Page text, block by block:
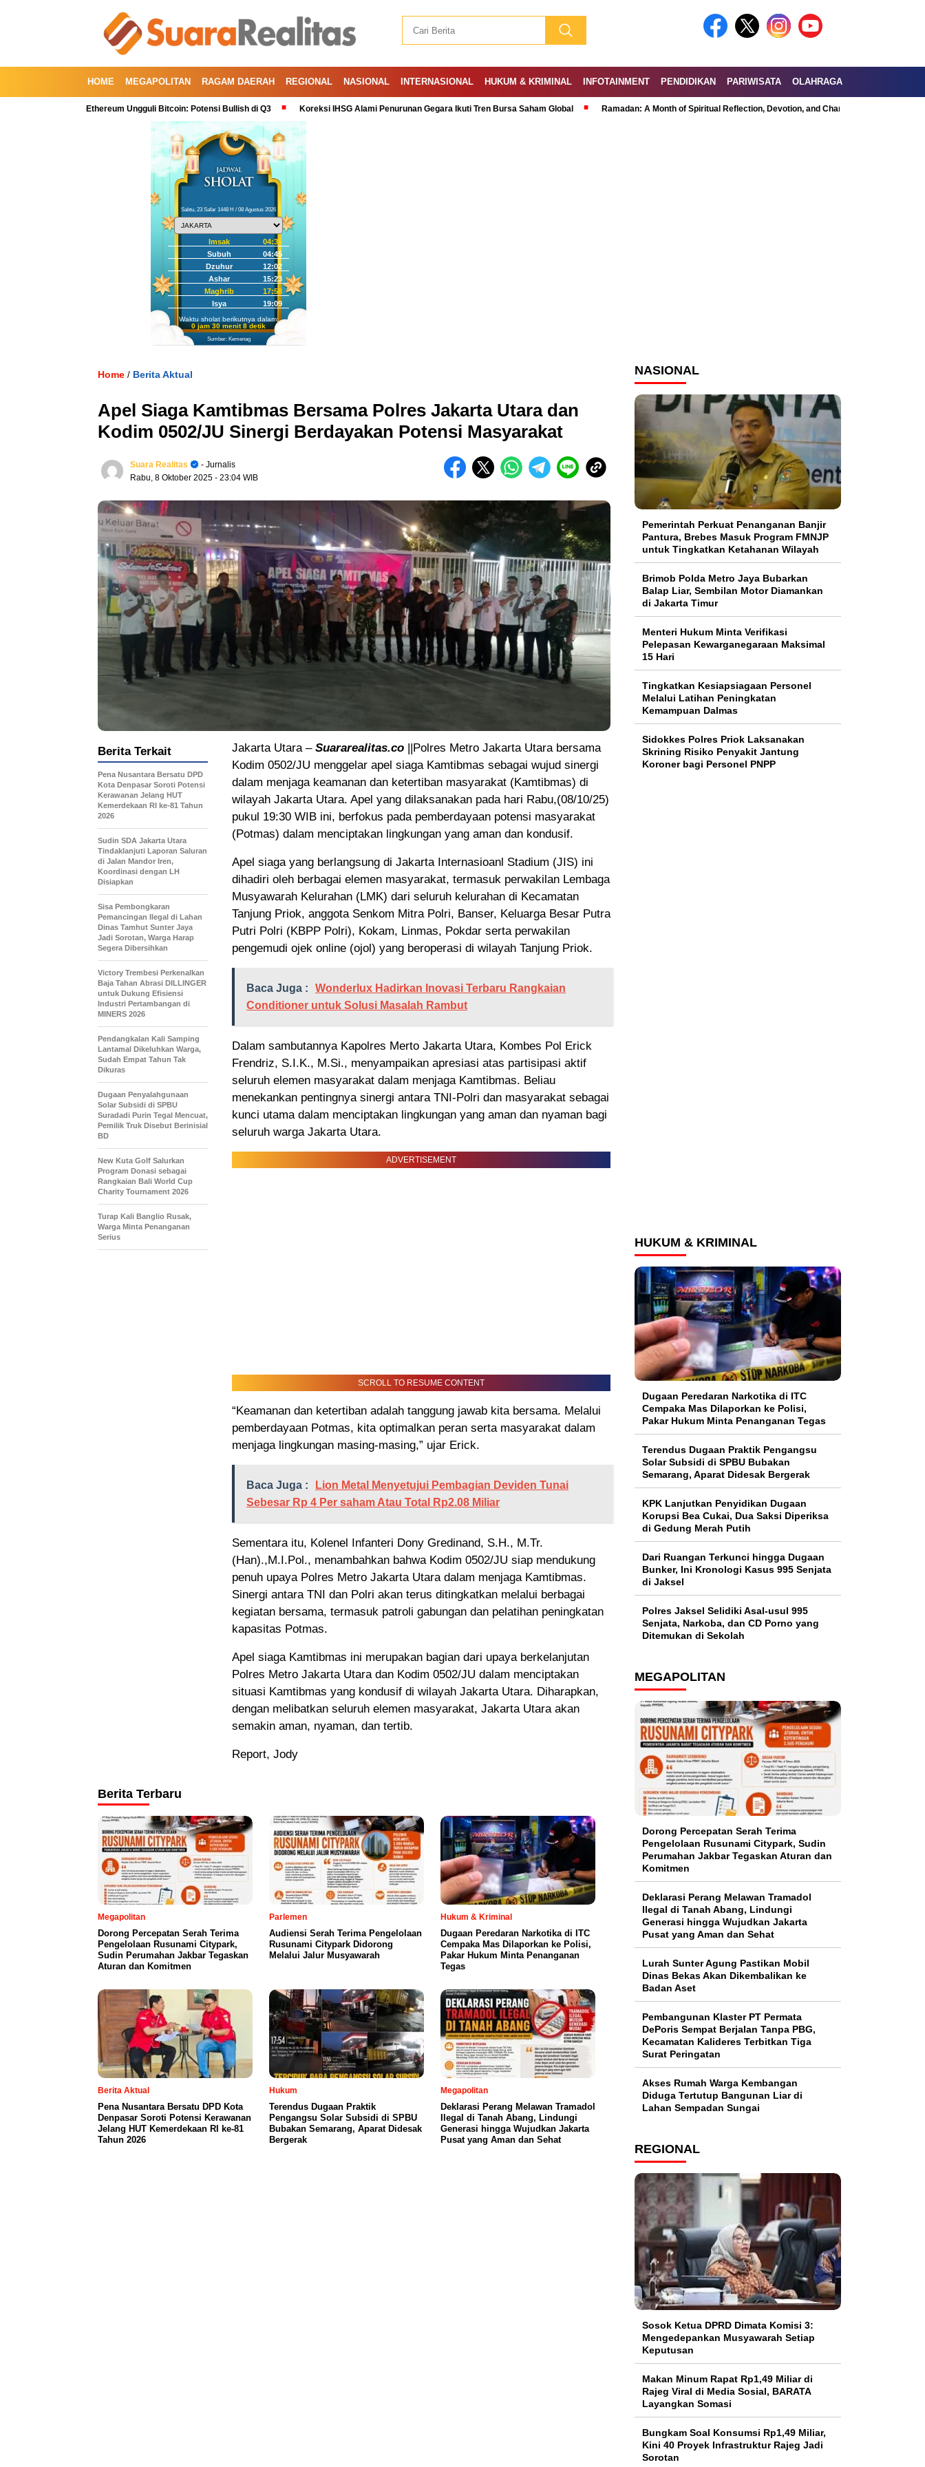
HOME MEGAPOLITAN RAGAM DAERAH REGIONAL NASIONAL INTERNASIONAL HUKUM & KRIMINAL INFOTAINMENT PENDIDIKAN PARIWISATA OLAHRAGA
Kini Ethereum Ungguli Bitcoin: Potensi Bullish di Q3 Koreksi IHSG Alami Penurunan Gegara Ikuti Tren Bursa Saham Global Ramadan: A Month of Spiritual Reflection, Devotion, and Charity Exploring the
Sabtu, 23 Safar 1448 H / 08 Agustus 2026
Imsak
04:35
Subuh
04:45
Dzuhur
12:02
Ashar
15:23
Maghrib
17:58
Isya
19:09
Waktu sholat berikutnya dalam:
0 jam 30 menit 7 detik
Sumber: Kemenag
Home / Berita Aktual
Apel Siaga Kamtibmas Bersama Polres Jakarta Utara dan
Kodim 0502/JU Sinergi Berdayakan Potensi Masyarakat
Suara Realitas
- Jurnalis
Rabu, 8 Oktober 2025 - 23:04 WIB
Jakarta Utara – Suararealitas.co ||Polres Metro Jakarta Utara bersama
Kodim 0502/JU menggelar apel siaga Kamtibmas sebagai wujud sinergi
dalam menjaga keamanan dan ketertiban masyarakat (Kamtibmas) di
wilayah Jakarta Utara. Apel yang dilaksanakan pada hari Rabu,(08/10/25)
pukul 19:30 WIB ini, berfokus pada pemberdayaan potensi masyarakat
(Potmas) dalam menciptakan lingkungan yang aman dan kondusif.
Apel siaga yang berlangsung di Jakarta Internasioanl Stadium (JIS) ini
dihadiri oleh berbagai elemen masyarakat, termasuk perwakilan Lembaga
Musyawarah Kelurahan (LMK) dari seluruh kelurahan di Kecamatan
Tanjung Priok, anggota Senkom Mitra Polri, Banser, Keluarga Besar Putra
Putri Polri (KBPP Polri), Kokam, Linmas, Pokdar serta perwakilan
pengemudi ojek online (ojol) yang beroperasi di wilayah Tanjung Priok.
Baca Juga :
Wonderlux Hadirkan Inovasi Terbaru Rangkaian
Conditioner untuk Solusi Masalah Rambut
Dalam sambutannya Kapolres Merto Jakarta Utara, Kombes Pol Erick
Frendriz, S.I.K., M.Si., menyampaikan apresiasi atas partisipasi aktif
seluruh elemen masyarakat dalam menjaga Kamtibmas. Beliau
menekankan pentingnya sinergi antara TNI-Polri dan masyarakat sebagai
kunci utama dalam menciptakan lingkungan yang aman dan nyaman bagi
seluruh warga Jakarta Utara.
ADVERTISEMENT
SCROLL TO RESUME CONTENT
“Keamanan dan ketertiban adalah tanggung jawab kita bersama. Melalui
pemberdayaan Potmas, kita optimalkan peran serta masyarakat dalam
menjaga lingkungan masing-masing,” ujar Erick.
Baca Juga :
Lion Metal Menyetujui Pembagian Deviden Tunai
Sebesar Rp 4 Per saham Atau Total Rp2.08 Miliar
Sementara itu, Kolenel Infanteri Dony Gredinand, S.H., M.Tr.
(Han).,M.I.Pol., menambahkan bahwa Kodim 0502/JU siap mendukung
penuh upaya Polres Metro Jakarta Utara dalam menjaga Kamtibmas.
Sinergi antara TNI dan Polri akan terus ditingkatkan melalui berbagai
kegiatan bersama, termasuk patroli gabungan dan pelatihan peningkatan
kapasitas Potmas.
Apel siaga Kamtibmas ini merupakan bagian dari upaya berkelanjutan
Polres Metro Jakarta Utara dan Kodim 0502/JU dalam menciptakan
situasi Kamtibmas yang kondusif di wilayah Jakarta Utara. Diharapkan,
dengan melibatkan seluruh elemen masyarakat, Jakarta Utara akan
semakin aman, nyaman, dan tertib.
Report, Jody
Berita Terkait
Pena Nusantara Bersatu DPD
Kota Denpasar Soroti Potensi
Kerawanan Jelang HUT
Kemerdekaan RI ke-81 Tahun
2026
Sudin SDA Jakarta Utara
Tindaklanjuti Laporan Saluran
di Jalan Mandor Iren,
Koordinasi dengan LH
Disiapkan
Sisa Pembongkaran
Pemancingan Ilegal di Lahan
Dinas Tamhut Sunter Jaya
Jadi Sorotan, Warga Harap
Segera Dibersihkan
Victory Trembesi Perkenalkan
Baja Tahan Abrasi DILLINGER
untuk Dukung Efisiensi
Industri Pertambangan di
MINERS 2026
Pendangkalan Kali Samping
Lantamal Dikeluhkan Warga,
Sudah Empat Tahun Tak
Dikuras
‎Dugaan Penyalahgunaan
Solar Subsidi di SPBU
Suradadi Purin Tegal Mencuat,
Pemilik Truk Disebut Berinisial
BD
New Kuta Golf Salurkan
Program Donasi sebagai
Rangkaian Bali World Cup
Charity Tournament 2026
Turap Kali Banglio Rusak,
Warga Minta Penanganan
Serius
Berita Terbaru
Megapolitan
Dorong Percepatan Serah Terima
Pengelolaan Rusunami Citypark,
Sudin Perumahan Jakbar Tegaskan
Aturan dan Komitmen
Parlemen
Audiensi Serah Terima Pengelolaan
Rusunami Citypark Didorong
Melalui Jalur Musyawarah
Hukum & Kriminal
Dugaan Peredaran Narkotika di ITC
Cempaka Mas Dilaporkan ke Polisi,
Pakar Hukum Minta Penanganan
Tegas
Berita Aktual
Pena Nusantara Bersatu DPD Kota
Denpasar Soroti Potensi Kerawanan
Jelang HUT Kemerdekaan RI ke-81
Tahun 2026
Hukum
Terendus Dugaan Praktik
Pengangsu Solar Subsidi di SPBU
Bubakan Semarang, Aparat Didesak
Bergerak
Megapolitan
Deklarasi Perang Melawan Tramadol
Ilegal di Tanah Abang, Lindungi
Generasi hingga Wujudkan Jakarta
Pusat yang Aman dan Sehat
NASIONAL
Pemerintah Perkuat Penanganan Banjir
Pantura, Brebes Masuk Program FMNJP
untuk Tingkatkan Ketahanan Wilayah
Brimob Polda Metro Jaya Bubarkan
Balap Liar, Sembilan Motor Diamankan
di Jakarta Timur
Menteri Hukum Minta Verifikasi
Pelepasan Kewarganegaraan Maksimal
15 Hari
Tingkatkan Kesiapsiagaan Personel
Melalui Latihan Peningkatan
Kemampuan Dalmas
Sidokkes Polres Priok Laksanakan
Skrining Risiko Penyakit Jantung
Koroner bagi Personel PNPP
HUKUM & KRIMINAL
Dugaan Peredaran Narkotika di ITC
Cempaka Mas Dilaporkan ke Polisi,
Pakar Hukum Minta Penanganan Tegas
Terendus Dugaan Praktik Pengangsu
Solar Subsidi di SPBU Bubakan
Semarang, Aparat Didesak Bergerak
KPK Lanjutkan Penyidikan Dugaan
Korupsi Bea Cukai, Dua Saksi Diperiksa
di Gedung Merah Putih
Dari Ruangan Terkunci hingga Dugaan
Bunker, Ini Kronologi Kasus 995 Senjata
di Jaksel
Polres Jaksel Selidiki Asal-usul 995
Senjata, Narkoba, dan CD Porno yang
Ditemukan di Sekolah
MEGAPOLITAN
Dorong Percepatan Serah Terima
Pengelolaan Rusunami Citypark, Sudin
Perumahan Jakbar Tegaskan Aturan dan
Komitmen
Deklarasi Perang Melawan Tramadol
Ilegal di Tanah Abang, Lindungi
Generasi hingga Wujudkan Jakarta
Pusat yang Aman dan Sehat
Lurah Sunter Agung Pastikan Mobil
Dinas Bekas Akan Dikembalikan ke
Badan Aset
Pembangunan Klaster PT Permata
DePoris Sempat Berjalan Tanpa PBG,
Kecamatan Kalideres Terbitkan Tiga
Surat Peringatan
Akses Rumah Warga Kembangan
Diduga Tertutup Bangunan Liar di
Lahan Sempadan Sungai
REGIONAL
Sosok Ketua DPRD Dimata Komisi 3:
Mengedepankan Musyawarah Setiap
Keputusan
Makan Minum Rapat Rp1,49 Miliar di
Rajeg Viral di Media Sosial, BARATA
Layangkan Somasi
Bungkam Soal Konsumsi Rp1,49 Miliar,
Kini 40 Proyek Infrastruktur Rajeg Jadi
Sorotan